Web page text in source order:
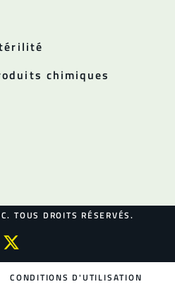
chimiques
TOUS DROITS RÉSERVÉS.
CONDITIONS D'UTILISATION